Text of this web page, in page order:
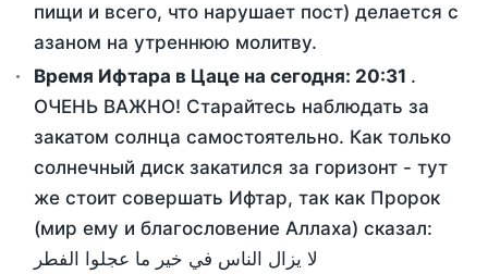
пищи и всего, что нарушает пост) делается с
азаном на утреннюю молитву.
Время Ифтара в Цаце на сегодня: 20:31 .
ОЧЕНЬ ВАЖНО! Старайтесь наблюдать за
закатом солнца самостоятельно. Как только
солнечный диск закатился за горизонт - тут
же стоит совершать Ифтар, так как Пророк
(мир ему и благословение Аллаха) сказал:
لا يزال الناس في خير ما عجلوا الفطر